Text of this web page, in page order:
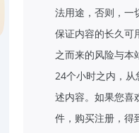
法用途，否则，一
保证内容的长久可
之而来的风险与本
24个小时之内，
述内容。如果您喜
件，购买注册，得